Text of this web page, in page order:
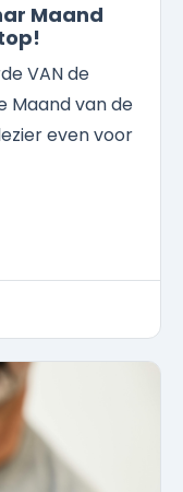
Maand
VAN de
Maand van de
even voor